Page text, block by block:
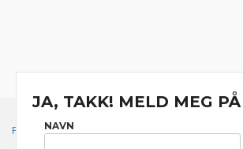
FRAKT KJØPSBETINGELSER
JA, TAKK! MELD MEG
NAVN